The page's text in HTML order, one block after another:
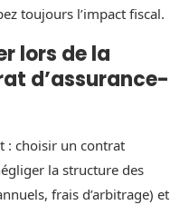
toujours l’impact fiscal.
lors de la
d’assurance-
: choisir un contrat
la structure des
frais d’arbitrage) et